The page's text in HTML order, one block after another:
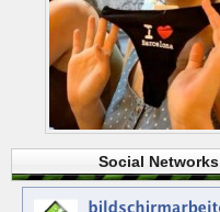
Social Networks